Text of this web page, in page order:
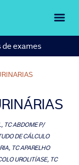
de exames
TC ABDOME P/
DE CÁLCULO
TC APARELHO
UROLITÍASE, TC